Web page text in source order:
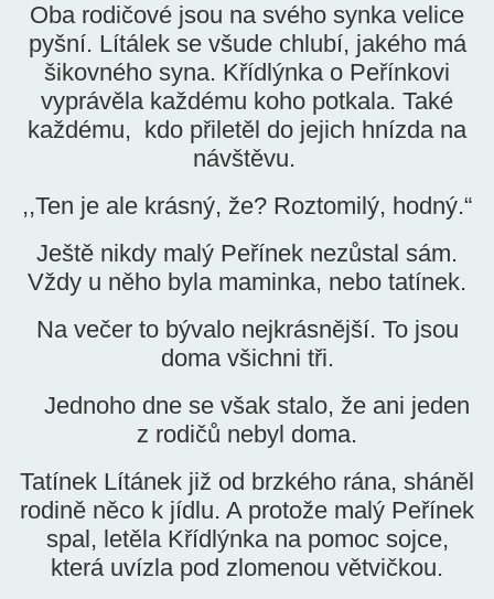
Oba rodičové jsou na svého synka velice
pyšní. Lítálek se všude chlubí, jakého má
šikovného syna. Křídlýnka o Peřínkovi
vyprávěla každému koho potkala. Také
každému, kdo přiletěl do jejich hnízda na
návštěvu.
,,Ten je ale krásný, že? Roztomilý, hodný.“
Ještě nikdy malý Peřínek nezůstal sám.
Vždy u něho byla maminka, nebo tatínek.
Na večer to bývalo nejkrásnější. To jsou
doma všichni tři.
Jednoho dne se však stalo, že ani jeden
z rodičů nebyl doma.
Tatínek Lítánek již od brzkého rána, sháněl
rodině něco k jídlu. A protože malý Peřínek
spal, letěla Křídlýnka na pomoc sojce,
která uvízla pod zlomenou větvičkou.